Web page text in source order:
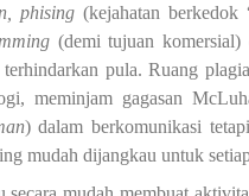
phising (kejahatan
(demi tujuan komersial)
pula. Ruang
meminjam gagasan
) dalam berkomunikasi
mudah dijangkau untuk